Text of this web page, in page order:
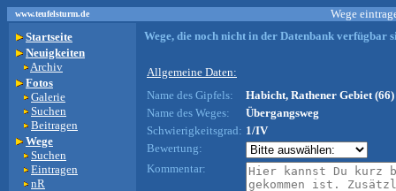
www.teufelsturm.de
Wege
Startseite
Neuigkeiten
Archiv
Fotos
Galerie
Suchen
Beitragen
Wege
Suchen
Eintragen
nR
Wege, die noch nicht in der Datenbank verfügbar
Allgemeine Daten:
Name des Gipfels:
Habicht, Rathener Gebiet (66)
Name des Weges:
Übergangsweg
Schwierigkeitsgrad: 1/IV
Bewertung:
Kommentar: